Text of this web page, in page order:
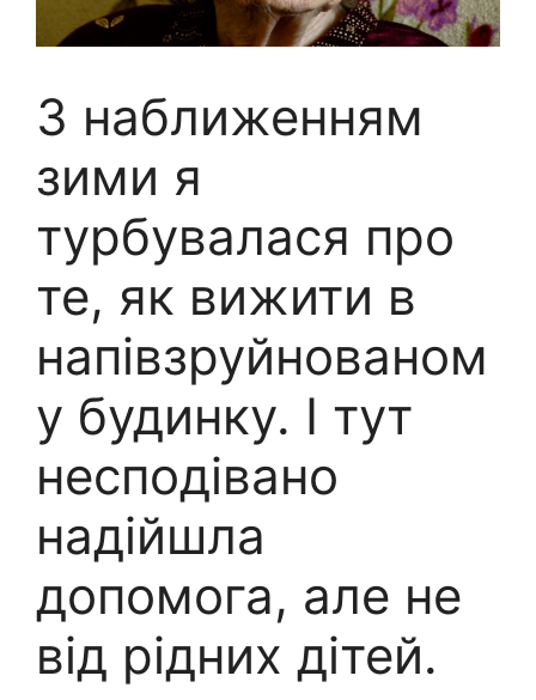
З наближенням
зими я
турбувалася про
те, як вижити в
напівзруйнованом
у будинку. І тут
несподівано
надійшла
допомога, але не
від рідних дітей.